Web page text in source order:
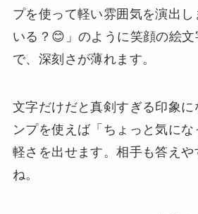
プを使って軽い雰囲気を演出
いる？😊」のように笑顔の絵
で、深刻さが薄れます。
文字だけだと真剣すぎる印象に
ンプを使えば「ちょっと気にな
軽さを出せます。相手も答えや
ね。